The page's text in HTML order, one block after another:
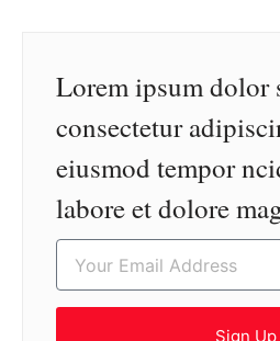
Lorem ipsum dolor
consectetur
eiusmod tempor
labore et dolore
Sign Up